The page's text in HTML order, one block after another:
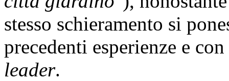
stesso schieramento si
precedenti esperienze e
leader.